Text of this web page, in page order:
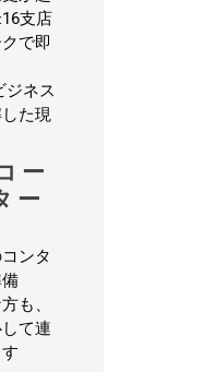
支店
で即
ジネス
た現
ー
ー
ンタ
も、
て連